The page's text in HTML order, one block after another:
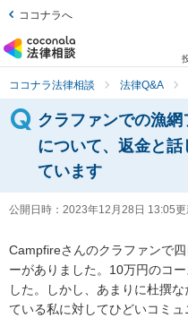
ココナラへ
ココナラ法律相談 法律Q&A
クラファンでの漁
について、返金と
ています
公開日時： 2023年12月28日 13:05更
Campfireさんのクラファンで
ーがありました。10万円のコ
した。しかし、あまりに杜撰
ている私に対してひどいコミ